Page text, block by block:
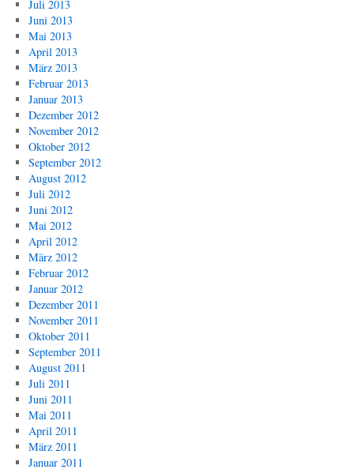
Juli 2013
Juni 2013
Mai 2013
April 2013
März 2013
Februar 2013
Januar 2013
Dezember 2012
November 2012
Oktober 2012
September 2012
August 2012
Juli 2012
Juni 2012
Mai 2012
April 2012
März 2012
Februar 2012
Januar 2012
Dezember 2011
November 2011
Oktober 2011
September 2011
August 2011
Juli 2011
Juni 2011
Mai 2011
April 2011
März 2011
Januar 2011